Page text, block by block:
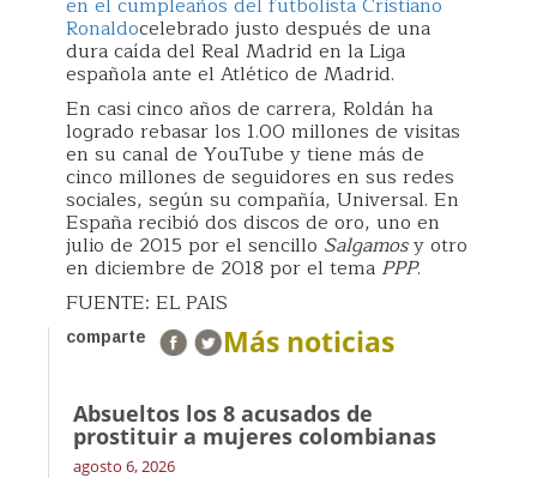
Ronaldocelebrado justo después de una
dura caída del Real Madrid en la Liga
española ante el Atlético de Madrid.
En casi cinco años de carrera, Roldán ha
logrado rebasar los 1.00 millones de visitas
en su canal de YouTube y tiene más de
cinco millones de seguidores en sus redes
sociales, según su compañía, Universal. En
España recibió dos discos de oro, uno en
julio de 2015 por el sencillo Salgamosy otro
en diciembre de 2018 por el tema PPP.
FUENTE: EL PAIS
comparte Más noticias
Absueltos los 8 acusados de
prostituir a mujeres colombianas
agosto 6, 2026